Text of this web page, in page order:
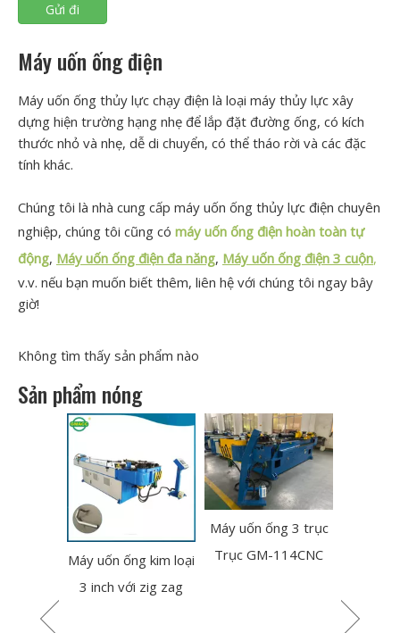
Gửi đi
Máy uốn ống điện
Máy uốn ống thủy lực chạy điện là loại máy thủy lực xây
dựng hiện trường hạng nhẹ để lắp đặt đường ống, có kích
thước nhỏ và nhẹ, dễ di chuyển, có thể tháo rời và các đặc
tính khác.
Chúng tôi là nhà cung cấp máy uốn ống thủy lực điện chuyên
nghiệp, chúng tôi cũng có máy uốn ống điện hoàn toàn tự
động, Máy uốn ống điện đa năng, Máy uốn ống điện 3 cuộn,
v.v. nếu bạn muốn biết thêm, liên hệ với chúng tôi ngay bây
giờ!
Không tìm thấy sản phẩm nào
Sản phẩm nóng
Máy uốn ống kim loại
3 inch với zig zag
Máy uốn ống 3 trục
Trục GM-114CNC